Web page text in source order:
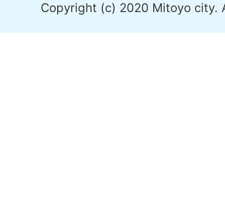
Copyright (c) 2020 Mitoyo city.